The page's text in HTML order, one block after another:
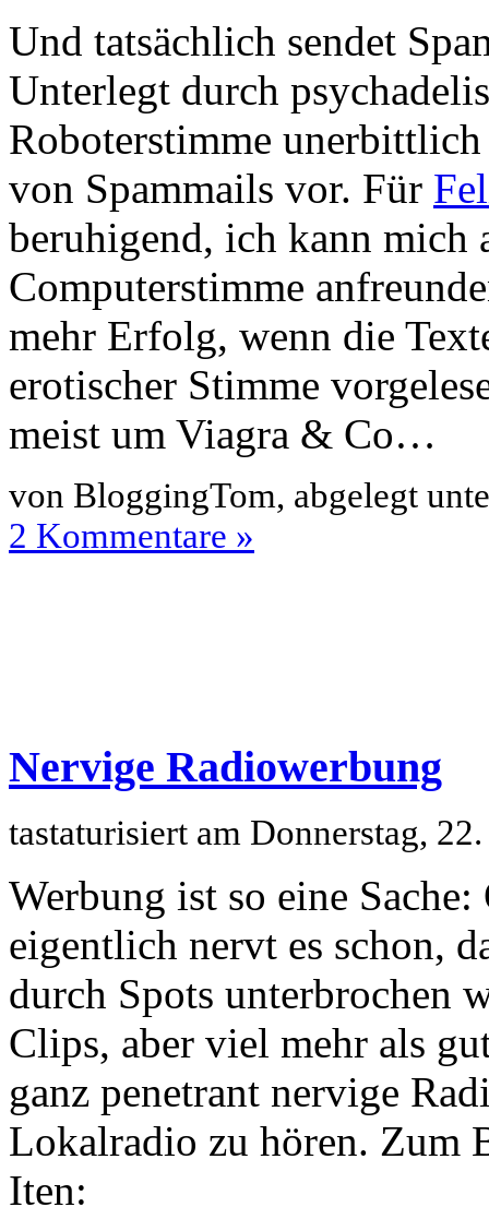
Und tatsächlich sendet
Unterlegt durch
Roboterstimme
von Spammails vor. Für
beruhigend, ich kann
Computerstimme
mehr Erfolg, wenn die
erotischer Stimme
meist um Viagra & Co…
von BloggingTom, abgelegt
2 Kommentare »
Nervige Radiowerbung
tastaturisiert am Donnerstag,
Werbung ist so eine
eigentlich nervt es schon,
durch Spots unterbrochen
Clips, aber viel mehr als
ganz penetrant nervige
Lokalradio zu hören. Zum
Iten: